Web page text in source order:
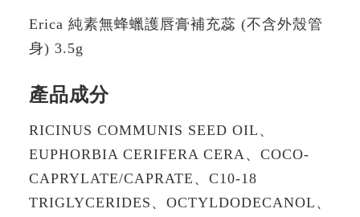
Erica 純素無蜂蠟護唇膏補充蕊 (不含外殼管
身) 3.5g
產品成分
RICINUS COMMUNIS SEED OIL、
EUPHORBIA CERIFERA CERA、COCO-
CAPRYLATE/CAPRATE、C10-18
TRIGLYCERIDES、OCTYLDODECANOL、